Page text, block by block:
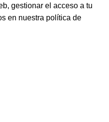
gestionar el acceso a tu
en nuestra política de